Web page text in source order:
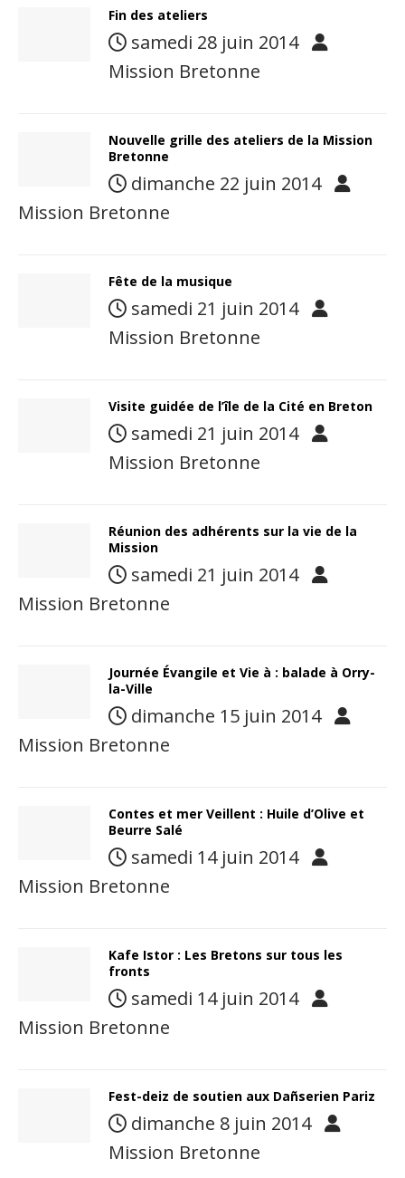
Fin des ateliers
samedi 28 juin 2014
Mission Bretonne
Nouvelle grille des ateliers de la Mission
Bretonne
dimanche 22 juin 2014
Mission Bretonne
Fête de la musique
samedi 21 juin 2014
Mission Bretonne
Visite guidée de l’île de la Cité en Breton
samedi 21 juin 2014
Mission Bretonne
Réunion des adhérents sur la vie de la
Mission
samedi 21 juin 2014
Mission Bretonne
Journée Évangile et Vie à : balade à Orry-
la-Ville
dimanche 15 juin 2014
Mission Bretonne
Contes et mer Veillent : Huile d’Olive et
Beurre Salé
samedi 14 juin 2014
Mission Bretonne
Kafe Istor : Les Bretons sur tous les
fronts
samedi 14 juin 2014
Mission Bretonne
Fest-deiz de soutien aux Dañserien Pariz
dimanche 8 juin 2014
Mission Bretonne